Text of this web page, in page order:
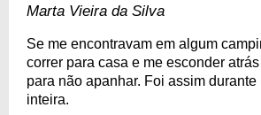
Marta Vieira da Silva
Se me encontravam em algum
correr para casa e me esconder
para não apanhar. Foi assim
inteira.